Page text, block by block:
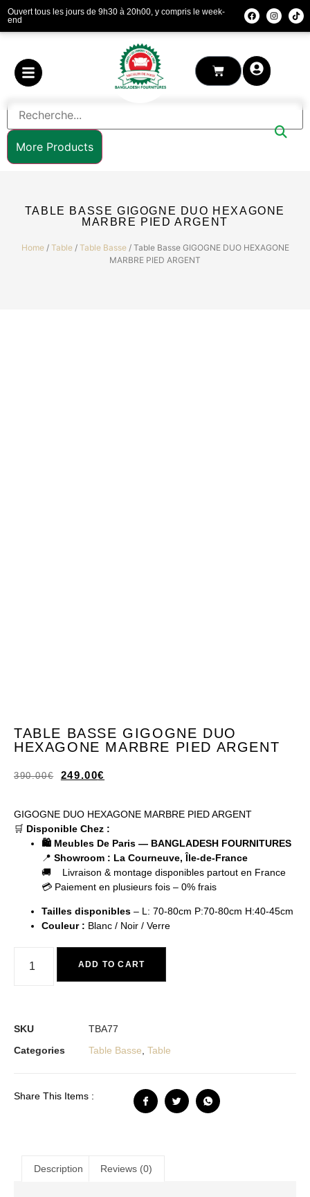
Ouvert tous les jours de 9h30 à 20h00, y compris le week-
end
More Products
TABLE BASSE GIGOGNE DUO HEXAGONE
MARBRE PIED ARGENT
Home/ Table/ Table Basse/ Table Basse GIGOGNE DUO HEXAGONE
MARBRE PIED ARGENT
TABLE BASSE GIGOGNE DUO
HEXAGONE MARBRE PIED ARGENT
390.00€ 249.00€
GIGOGNE DUO HEXAGONE MARBRE PIED ARGENT
🛒 Disponible Chez :
🛍️ Meubles De Paris — BANGLADESH FOURNITURES
📍 Showroom : La Courneuve, Île-de-France
🚚 Livraison & montage disponibles partout en France
💳 Paiement en plusieurs fois – 0% frais
Tailles disponibles – L: 70-80cm P:70-80cm H:40-45cm
Couleur : Blanc / Noir / Verre
ADD TO CART
SKU
TBA77
Categories
Table Basse Table
Share This Items :
Description Reviews (0)